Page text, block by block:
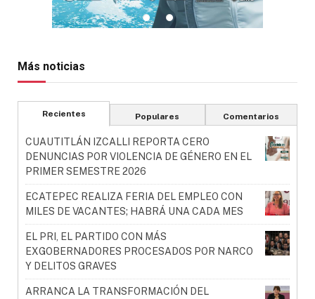
Más noticias
Recientes Populares Comentarios
CUAUTITLÁN IZCALLI REPORTA CERO
DENUNCIAS POR VIOLENCIA DE GÉNERO EN EL
PRIMER SEMESTRE 2026
ECATEPEC REALIZA FERIA DEL EMPLEO CON
MILES DE VACANTES; HABRÁ UNA CADA MES
EL PRI, EL PARTIDO CON MÁS
EXGOBERNADORES PROCESADOS POR NARCO
Y DELITOS GRAVES
ARRANCA LA TRANSFORMACIÓN DEL